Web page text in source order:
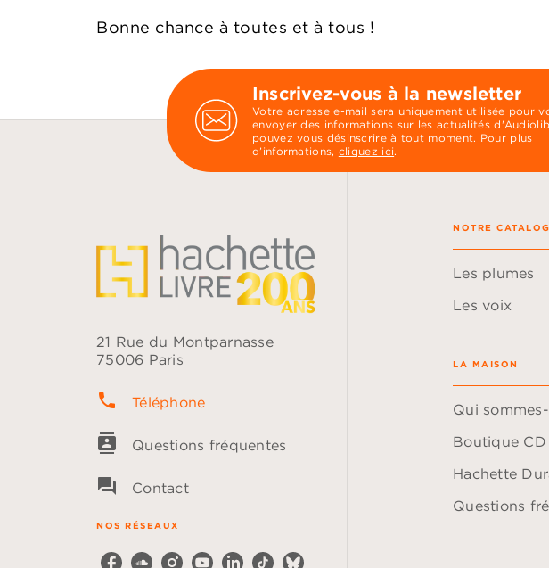
Bonne chance à toutes et à tous !
Inscrivez-vous à la newsletter
Votre adresse e-mail sera uniquement utilisée pour
envoyer des informations sur les actualités
pouvez vous désinscrire à tout moment. Pour plus
d’informations, cliquez ici.
21 Rue du Montparnasse
75006 Paris
phone Téléphone
contacts Questions fréquentes
question_answer Contact
NOS RÉSEAUX
NOTRE
Les plumes
Les voix
LA MAISON
Qui
Boutique CD
Hachette
Questions